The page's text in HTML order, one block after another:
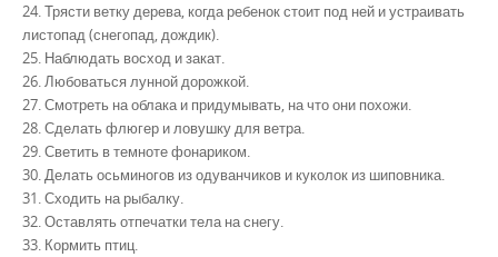
24. Трясти ветку дерева, когда ребенок стоит под ней и устраивать
листопад (снегопад, дождик).
25. Наблюдать восход и закат.
26. Любоваться лунной дорожкой.
27. Смотреть на облака и придумывать, на что они похожи.
28. Сделать флюгер и ловушку для ветра.
29. Светить в темноте фонариком.
30. Делать осьминогов из одуванчиков и куколок из шиповника.
31. Сходить на рыбалку.
32. Оставлять отпечатки тела на снегу.
33. Кормить птиц.